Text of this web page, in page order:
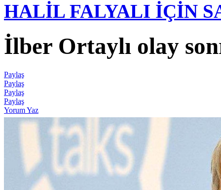
HALİL FALYALI İÇİN
İlber Ortaylı olay
Paylaş
Paylaş
Paylaş
Paylaş
Yorum Yaz